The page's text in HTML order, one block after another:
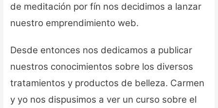
de meditación por fín nos decidimos a lanzar
nuestro emprendimiento web.
Desde entonces nos dedicamos a publicar
nuestros conocimientos sobre los diversos
tratamientos y productos de belleza. Carmen
y yo nos dispusimos a ver un curso sobre el